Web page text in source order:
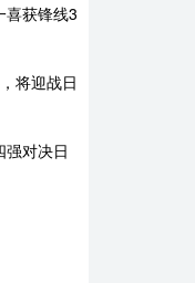
喜获锋线3
将迎战日
对决日